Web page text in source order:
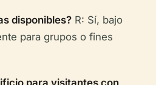
disponibles? R: Sí, bajo
para grupos o fines
para visitantes con